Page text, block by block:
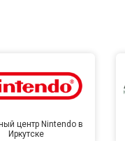
центр Nintendo в
Иркутске